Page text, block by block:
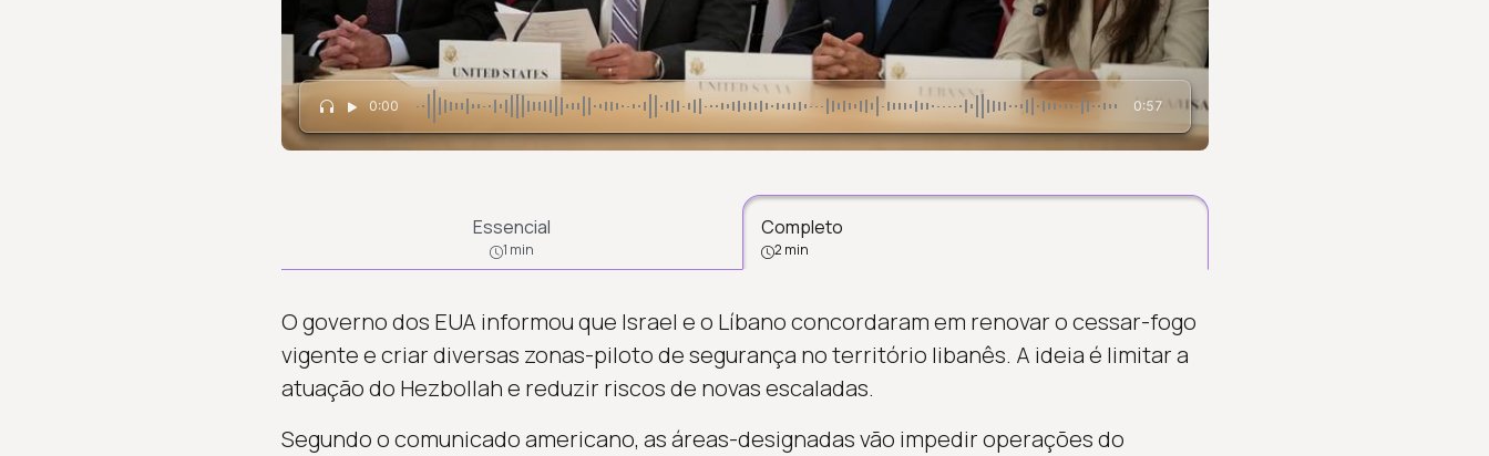
0:00 0:57
Essencial
1 min
Completo
2 min
O governo dos EUA informou que Israel e o Líbano concordaram em renovar o cessar-fogo
vigente e criar diversas zonas-piloto de segurança no território libanês. A ideia é limitar a
atuação do Hezbollah e reduzir riscos de novas escaladas.
Segundo o comunicado americano, as áreas-designadas vão impedir operações do